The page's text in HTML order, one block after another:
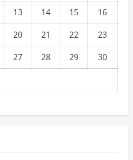
13 14 15
16
20 21 22
23
27 28 29
30